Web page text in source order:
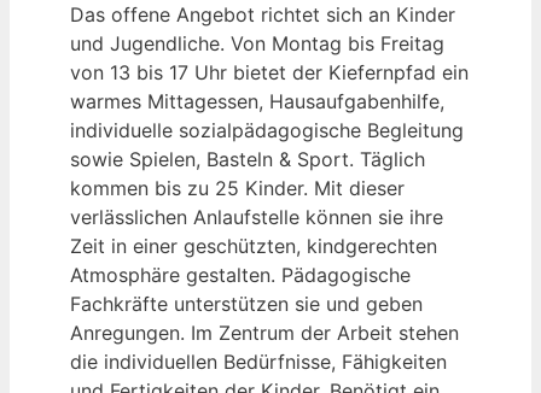
Das offene Angebot richtet sich an Kinder
und Jugendliche. Von Montag bis Freitag
von 13 bis 17 Uhr bietet der Kiefernpfad ein
warmes Mittagessen, Hausaufgabenhilfe,
individuelle sozialpädagogische Begleitung
sowie Spielen, Basteln & Sport. Täglich
kommen bis zu 25 Kinder. Mit dieser
verlässlichen Anlaufstelle können sie ihre
Zeit in einer geschützten, kindgerechten
Atmosphäre gestalten. Pädagogische
Fachkräfte unterstützen sie und geben
Anregungen. Im Zentrum der Arbeit stehen
die individuellen Bedürfnisse, Fähigkeiten